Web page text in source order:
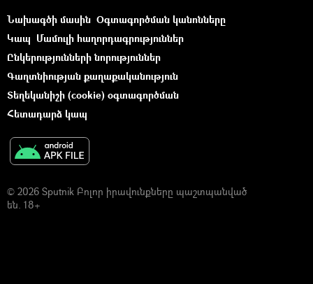
Նախագծի մասին Օգտագործման կանոնները
Կապ Մամուլի հաղորդագրություններ
Ընկերությունների նորություններ
Գաղտնիության քաղաքականություն
Տեղեկանիշի (cookie) օգտագործման
Հետադարձ կապ
© 2026 Sputnik Բոլոր իրավունքները պաշտպանված
են. 18+